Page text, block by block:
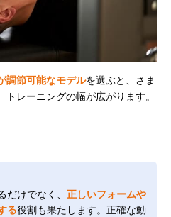
調節可能なモデルを選ぶと、さま
レーニングの幅が広がります。
だけでなく、 正しいフォームや
る役割も果たします。正確な動